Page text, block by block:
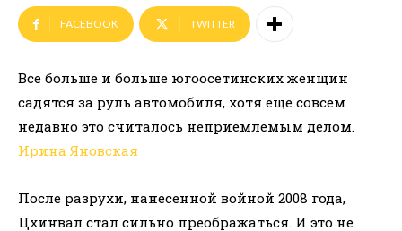
FACEBOOK TWITTER
Все больше и больше югоосетинских женщин
садятся за руль автомобиля, хотя еще совсем
недавно это считалось неприемлемым делом.
Ирина Яновская
После разрухи, нанесенной войной 2008 года,
Цхинвал стал сильно преображаться. И это не